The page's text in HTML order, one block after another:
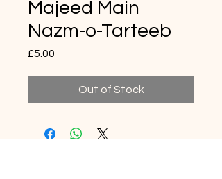
Majeed Main
Nazm-o-Tarteeb
£5.00
Out of Stock